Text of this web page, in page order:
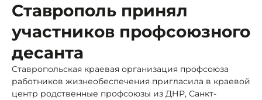
Ставрополь принял
участников профсоюзного
десанта
Ставропольская краевая организация профсоюза
работников жизнеобеспечения пригласила в краевой
центр родственные профсоюзы из ДНР, Санкт-